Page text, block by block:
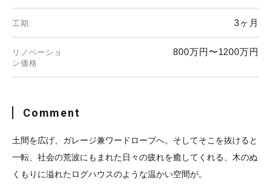
工期 3ヶ月
リノベーショ
ン価格
800万円〜1200万円
Comment
土間を広げ、ガレージ兼ワードローブへ。そしてそこを抜けると
一転、社会の荒波にもまれた日々の疲れを癒してくれる、木のぬ
くもりに溢れたログハウスのような温かい空間が。